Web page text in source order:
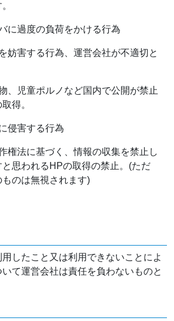
に過度の負荷をかける行為
妨害する行為、運営会社が不適切と
、児童ポルノなど国内で公開が禁止
得。
侵害する行為
権法に基づく、情報の収集を禁止し
思われるHPの取得の禁止。(ただ
のは無視されます)
用したこと又は利用できないことによ
て運営会社は責任を負わないものと